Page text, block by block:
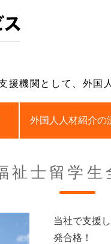
岐阜県
援機関として、外国
外国人人材紹介の
祉士留学生
当社で支援
発合格！